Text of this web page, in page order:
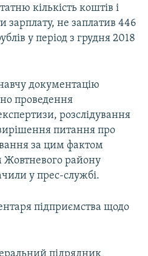
кількість коштів і
зарплату, не заплатив 446
у період з грудня 2018
документацію
проведення
розслідування
питання про
за цим фактом
Жовтневого району
у прес-службі.
підприємства щодо